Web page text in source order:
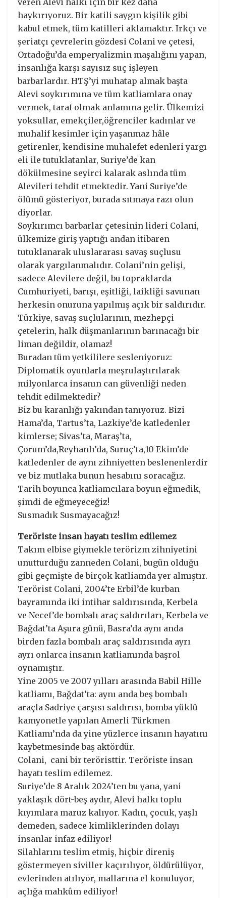
veren Alevi halkı için bir kez daha
haykırıyoruz. Bir katili saygın kişilik gibi
kabul etmek, tüm katilleri aklamaktır. Irkçı ve
şeriatçı çevrelerin gözdesi Colani ve çetesi,
Ortadoğu’da emperyalizmin maşalığını yapan,
insanlığa karşı sayısız suç işleyen
barbarlardır. HTŞ’yi muhatap almak başta
Alevi soykırımına ve tüm katliamlara onay
vermek, taraf olmak anlamına gelir. Ülkemizi
yoksullar, emekçiler,öğrenciler kadınlar ve
muhalif kesimler için yaşanmaz hâle
getirenler, kendisine muhalefet edenleri yargı
eli ile tutuklatanlar, Suriye’de kan
dökülmesine seyirci kalarak aslında tüm
Alevileri tehdit etmektedir. Yani Suriye’de
ölümü gösteriyor, burada sıtmaya razı olun
diyorlar.
Soykırımcı barbarlar çetesinin lideri Colani,
ülkemize giriş yaptığı andan itibaren
tutuklanarak uluslararası savaş suçlusu
olarak yargılanmalıdır. Colani’nin gelişi,
sadece Alevilere değil, bu topraklarda
Cumhuriyeti, barışı, eşitliği, laikliği savunan
herkesin onuruna yapılmış açık bir saldırıdır.
Türkiye, savaş suçlularının, mezhepçi
çetelerin, halk düşmanlarının barınacağı bir
liman değildir, olamaz!
Buradan tüm yetkililere sesleniyoruz:
Diplomatik oyunlarla meşrulaştırılarak
milyonlarca insanın can güvenliği neden
tehdit edilmektedir?
Biz bu karanlığı yakından tanıyoruz. Bizi
Hama’da, Tartus’ta, Lazkiye’de katledenler
kimlerse; Sivas’ta, Maraş’ta,
Çorum’da,Reyhanlı’da, Suruç’ta,10 Ekim’de
katledenler de aynı zihniyetten beslenenlerdir
ve biz mutlaka bunun hesabını soracağız.
Tarih boyunca katliamcılara boyun eğmedik,
şimdi de eğmeyeceğiz!
Susmadık Susmayacağız!
Teröriste insan hayatı teslim edilemez
Takım elbise giymekle terörizm zihniyetini
unutturduğu zanneden Colani, bugün olduğu
gibi geçmişte de birçok katliamda yer almıştır.
Terörist Colani, 2004’te Erbil’de kurban
bayramında iki intihar saldırısında, Kerbela
ve Necef’de bombalı araç saldırıları, Kerbela ve
Bağdat’ta Aşura günü, Basra’da aynı anda
birden fazla bombalı araç saldırısında ayrı
ayrı onlarca insanın katliamında başrol
oynamıştır.
Yine 2005 ve 2007 yılları arasında Babil Hille
katliamı, Bağdat’ta: aynı anda beş bombalı
araçla Sadriye çarşısı saldırısı, bomba yüklü
kamyonetle yapılan Amerli Türkmen
Katliamı’nda da yine yüzlerce insanın hayatını
kaybetmesinde baş aktördür.
Colani, cani bir teröristtir. Teröriste insan
hayatı teslim edilemez.
Suriye’de 8 Aralık 2024’ten bu yana, yani
yaklaşık dört-beş aydır, Alevi halkı toplu
kıyımlara maruz kalıyor. Kadın, çocuk, yaşlı
demeden, sadece kimliklerinden dolayı
insanlar infaz ediliyor!
Silahlarını teslim etmiş, hiçbir direniş
göstermeyen siviller kaçırılıyor, öldürülüyor,
evlerinden atılıyor, mallarına el konuluyor,
açlığa mahkûm ediliyor!